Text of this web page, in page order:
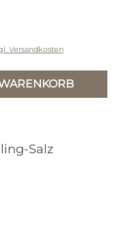
Versandkosten